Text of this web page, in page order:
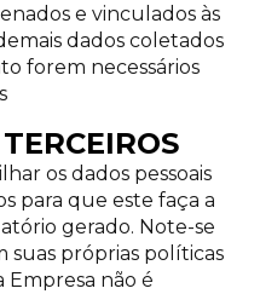
e vinculados às
dados coletados
forem necessários
os dados pessoais
para que este faça a
gerado. Note-se
suas próprias políticas
Empresa não é